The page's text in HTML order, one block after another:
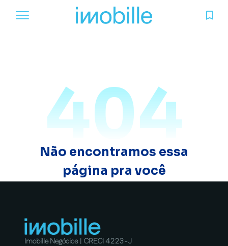
404
Não encontramos essa
página pra você
Imobille Negócios | CRECI 4223-J